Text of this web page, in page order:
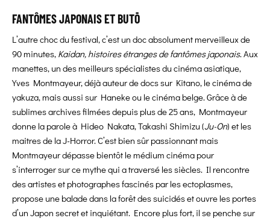
FANTÔMES JAPONAIS ET BUTŌ
L’autre choc du festival, c’est un doc absolument merveilleux de
90 minutes, Kaidan, histoires étranges de fantômes japonais. Aux
manettes, un des meilleurs spécialistes du cinéma asiatique,
Yves Montmayeur, déjà auteur de docs sur Kitano, le cinéma de
yakuza, mais aussi sur Haneke ou le cinéma belge. Grâce à de
sublimes archives filmées depuis plus de 25 ans, Montmayeur
donne la parole à Hideo Nakata, Takashi Shimizu (Ju-On) et les
maitres de la J-Horror. C’est bien sûr passionnant mais
Montmayeur dépasse bientôt le médium cinéma pour
s’interroger sur ce mythe qui a traversé les siècles. Il rencontre
des artistes et photographes fascinés par les ectoplasmes,
propose une balade dans la forêt des suicidés et ouvre les portes
d’un Japon secret et inquiétant. Encore plus fort, il se penche sur